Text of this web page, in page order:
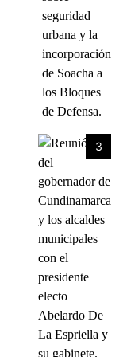
3